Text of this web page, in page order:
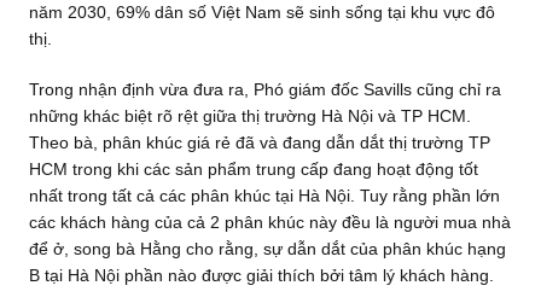
năm 2030, 69% dân số Việt Nam sẽ sinh sống tại khu vực đô
thị.
Trong nhận định vừa đưa ra, Phó giám đốc Savills cũng chỉ ra
những khác biệt rõ rệt giữa thị trường Hà Nội và TP HCM.
Theo bà, phân khúc giá rẻ đã và đang dẫn dắt thị trường TP
HCM trong khi các sản phẩm trung cấp đang hoạt động tốt
nhất trong tất cả các phân khúc tại Hà Nội. Tuy rằng phần lớn
các khách hàng của cả 2 phân khúc này đều là người mua nhà
để ở, song bà Hằng cho rằng, sự dẫn dắt của phân khúc hạng
B tại Hà Nội phần nào được giải thích bởi tâm lý khách hàng.